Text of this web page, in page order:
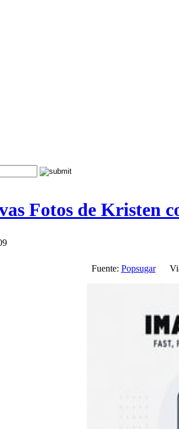
Fotos de Kristen
Fuente: Popsugar